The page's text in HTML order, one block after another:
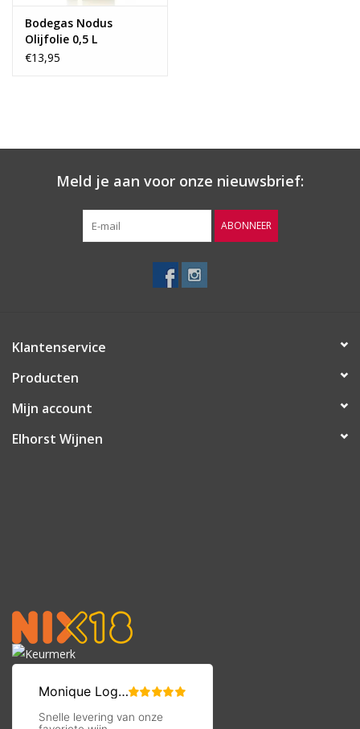
Bodegas Nodus
Olijfolie 0,5 L
€13,95
Meld je aan voor onze nieuwsbrief:
ABONNEER
Klantenservice
Producten
Mijn account
Elhorst Wijnen